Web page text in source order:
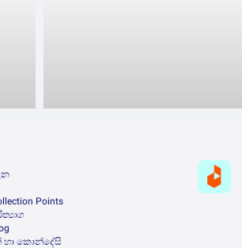
Points
කොන්දේසි